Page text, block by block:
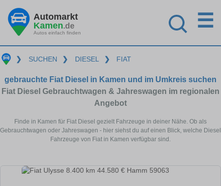
Automarkt
Kamen.de
Autos einfach finden
☰
❯ SUCHEN ❯ DIESEL ❯ FIAT
gebrauchte Fiat Diesel in Kamen und im Umkreis suchen
Fiat Diesel Gebrauchtwagen & Jahreswagen im regionalen
Angebot
Finde in Kamen für Fiat Diesel gezielt Fahrzeuge in deiner Nähe. Ob als
Gebrauchtwagen oder Jahreswagen - hier siehst du auf einen Blick, welche Diesel
Fahrzeuge von Fiat in Kamen verfügbar sind.